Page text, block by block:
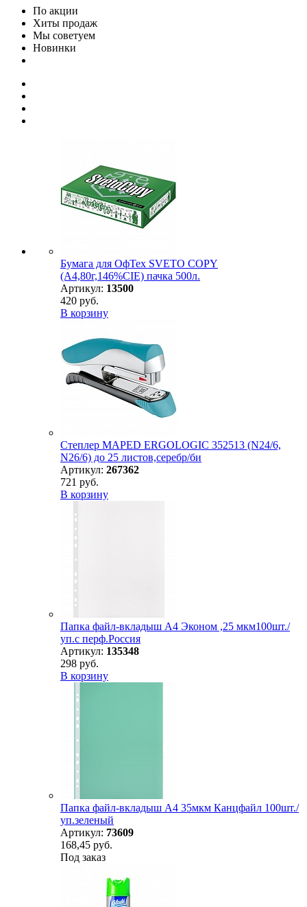
По акции
Хиты продаж
Мы советуем
Новинки
Бумага для ОфТех SVETO COPY
(А4,80г,146%CIE) пачка 500л.
Артикул: 13500
420 руб.
В корзину
Степлер MAPED ERGOLOGIC 352513 (N24/6,
N26/6) до 25 листов,серебр/би
Артикул: 267362
721 руб.
В корзину
Папка файл-вкладыш А4 Эконом ,25 мкм100шт./
уп.с перф.Россия
Артикул: 135348
298 руб.
В корзину
Папка файл-вкладыш А4 35мкм Канцфайл 100шт./
уп.зеленый
Артикул: 73609
168,45 руб.
Под заказ